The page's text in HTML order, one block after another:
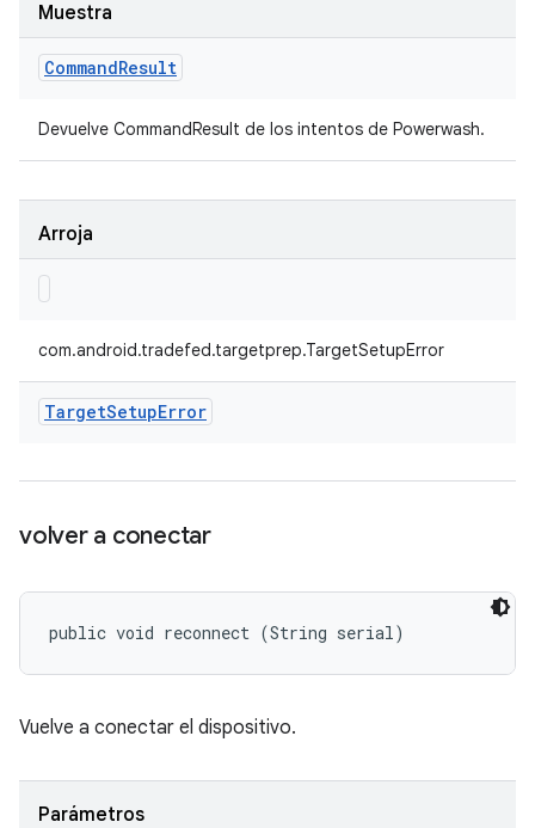
Muestra
CommandResult
Devuelve CommandResult de los intentos de Powerwash.
Arroja
com.android.tradefed.targetprep.TargetSetupError
TargetSetupError
volver a conectar
public void reconnect (String serial)
Vuelve a conectar el dispositivo.
Parámetros